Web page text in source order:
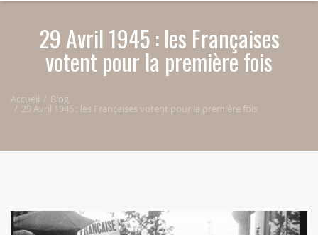
29 Avril 1945 : les Françaises
votent pour la première fois
Accueil Blog
29 Avril 1945 : les Françaises votent pour la première fois